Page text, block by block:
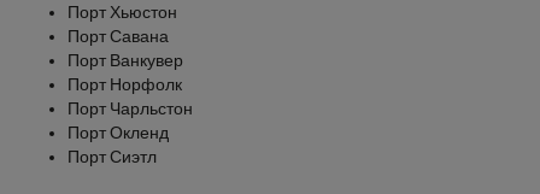
Порт Хьюстон
Порт Савана
Порт Ванкувер
Порт Норфолк
Порт Чарльстон
Порт Окленд
Порт Сиэтл